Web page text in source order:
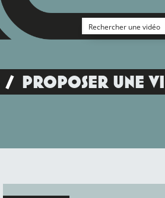
PROPOSER UNE